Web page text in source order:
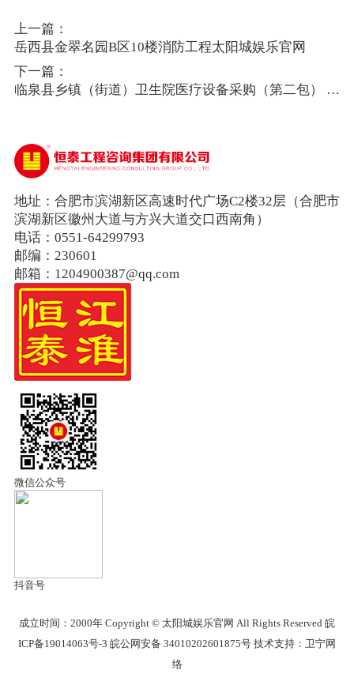
上一篇：
岳西县金翠名园B区10楼消防工程太阳城娱乐官网
下一篇：
临泉县乡镇（街道）卫生院医疗设备采购（第二包） 太
地址：合肥市滨湖新区高速时代广场C2楼32层（合肥市
滨湖新区徽州大道与方兴大道交口西南角）
电话：0551-64299793
邮编：230601
邮箱：1204900387@qq.com
微信公众号
抖音号
成立时间：2000年 Copyright © 太阳城娱乐官网 All Rights Reserved 皖
ICP备19014063号-3 皖公网安备 34010202601875号 技术支持：卫宁网
络